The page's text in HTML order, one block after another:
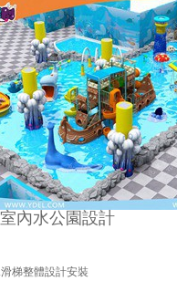
內水公園設計